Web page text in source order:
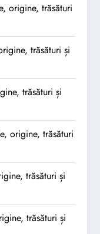
origine, trăsături
trăsături și
trăsături și
origine, trăsături
trăsături și
trăsături și